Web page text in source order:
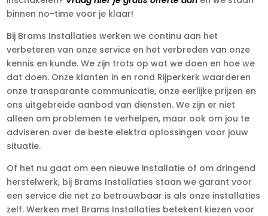
binnen no-time voor je klaar!
Bij Brams Installaties werken we continu aan het
verbeteren van onze service en het verbreden van onze
kennis en kunde. We zijn trots op wat we doen en hoe we
dat doen. Onze klanten in en rond Rijperkerk waarderen
onze transparante communicatie, onze eerlijke prijzen en
ons uitgebreide aanbod van diensten. We zijn er niet
alleen om problemen te verhelpen, maar ook om jou te
adviseren over de beste elektra oplossingen voor jouw
situatie.
Of het nu gaat om een nieuwe installatie of om dringend
herstelwerk, bij Brams Installaties staan we garant voor
een service die net zo betrouwbaar is als onze installaties
zelf. Werken met Brams Installaties betekent kiezen voor